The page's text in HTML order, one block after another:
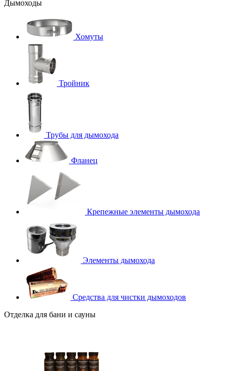
Дымоходы
Хомуты
Тройник
Трубы для дымохода
Фланец
Крепежные элементы дымохода
Элементы дымохода
Средства для чистки дымоходов
Отделка для бани и сауны